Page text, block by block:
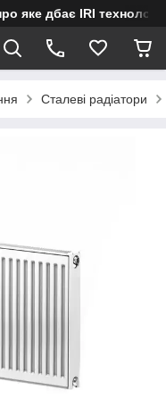
яке дбає IRI технологія
Сталеві радіатори